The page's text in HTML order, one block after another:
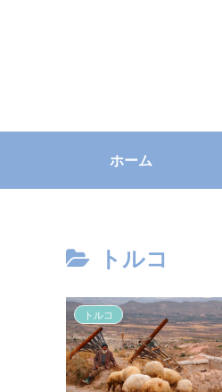
ホーム
トルコ
トルコ